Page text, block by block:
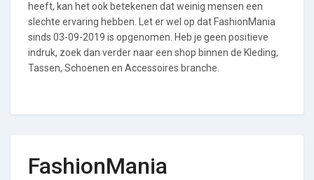
heeft, kan het ook betekenen dat weinig mensen een
slechte ervaring hebben. Let er wel op dat FashionMania
sinds 03-09-2019 is opgenomen. Heb je geen positieve
indruk, zoek dan verder naar een shop binnen de Kleding,
Tassen, Schoenen en Accessoires branche.
FashionMania